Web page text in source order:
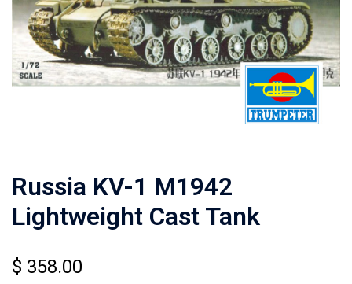
Russia KV-1 M1942
Lightweight Cast Tank
$ 358.00